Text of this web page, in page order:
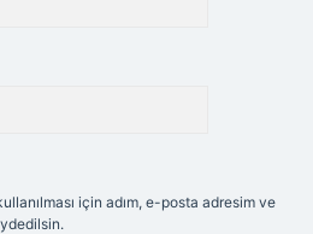
için adım, e-posta adresim ve